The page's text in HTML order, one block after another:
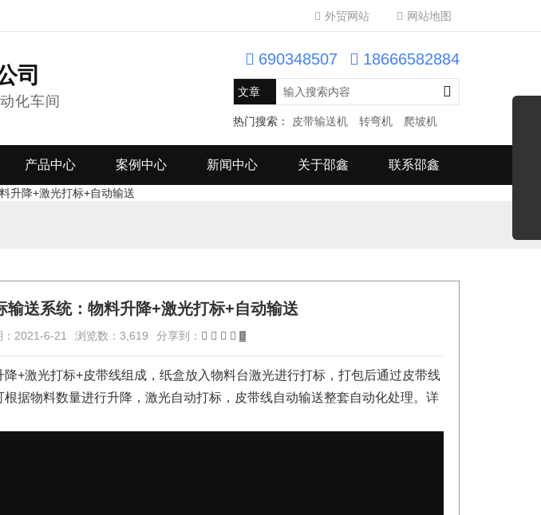
外贸网站 网站地图
司
化车间
690348507 18666582884
热门搜索： 皮带输送机 转弯机 爬坡机
产品中心 案例中心 新闻中心 关于邵鑫 联系邵鑫
输送系统：物料升降+激光打标+自动输送
：2021-6-21 浏览数：3,619 分享到：
+激光打标+皮带线组成，纸盒放入物料台激光进行打标，打包后通过皮带线
据物料数量进行升降，激光自动打标，皮带线自动输送整套自动化处理。详